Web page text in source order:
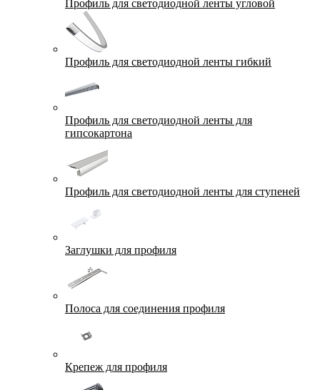
Профиль для светодиодной ленты угловой
Профиль для светодиодной ленты гибкий
Профиль для светодиодной ленты для
гипсокартона
Профиль для светодиодной ленты для ступеней
Заглушки для профиля
Полоса для соединения профиля
Крепеж для профиля